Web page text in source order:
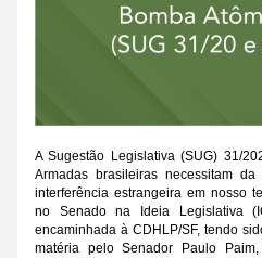
A Sugestão Legislativa (SUG) 31/
Armadas brasileiras necessitam
interferência estrangeira em nosso
no Senado na Ideia Legislativa
encaminhada à CDHLP/SF, tendo
matéria pelo Senador Paulo